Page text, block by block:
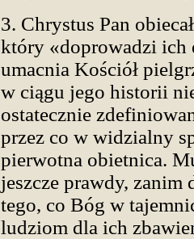
3. Chrystus Pan
który «doprowadzi ich
umacnia Kościół
w ciągu jego historii
ostatecznie
przez co w widzialny
pierwotna obietnica.
jeszcze prawdy, zanim
tego, co Bóg w
ludziom dla ich